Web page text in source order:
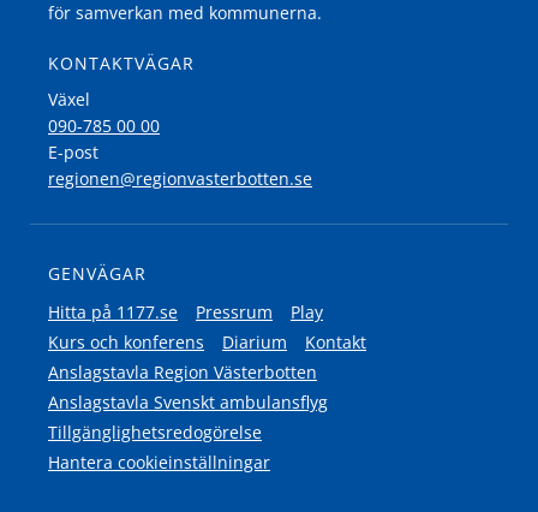
för samverkan med kommunerna.
KONTAKTVÄGAR
Växel
090-785 00 00
E-post
regionen@regionvasterbotten.se
GENVÄGAR
Hitta på 1177.se
Pressrum
Play
Kurs och konferens
Diarium
Kontakt
Anslagstavla Region Västerbotten
Anslagstavla Svenskt ambulansflyg
Tillgänglighetsredogörelse
Hantera cookieinställningar